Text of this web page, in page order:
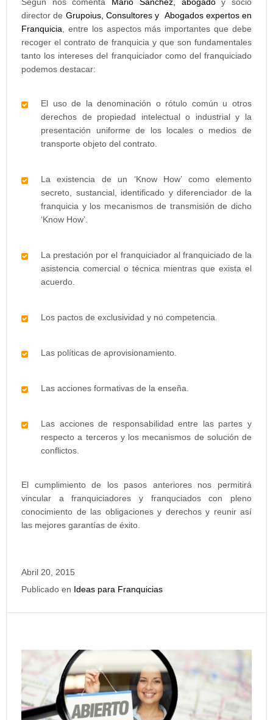
director de Grupoius, Consultores y Abogados expertos en
Franquicia , entre los aspectos más importantes que debe
recoger el contrato de franquicia y que son fundamentales
tanto los intereses del franquiciador como del franquiciado
podemos destacar:
El uso de la denominación o rótulo común u otros
derechos de propiedad intelectual o industrial y la
presentación uniforme de los locales o medios de
transporte objeto del contrato.
La existencia de un ‘Know How’ como elemento
secreto, sustancial, identificado y diferenciador de la
franquicia y los mecanismos de transmisión de dicho
‘Know How’.
La prestación por el franquiciador al franquiciado de la
asistencia comercial o técnica mientras que exista el
acuerdo.
Los pactos de exclusividad y no competencia.
Las políticas de aprovisionamiento.
Las acciones formativas de la enseña.
Las acciones de responsabilidad entre las partes y
respecto a terceros y los mecanismos de solución de
conflictos.
El cumplimiento de los pasos anteriores nos permitirá
vincular a franquiciadores y franquciados con pleno
conocimiento de las obligaciones y derechos y reunir así
las mejores garantías de éxito.
Abril 20, 2015
Publicado en Ideas para Franquicias